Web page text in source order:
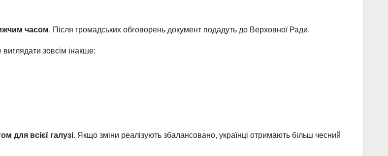
часом. Після громадських обговорень документ подадуть до Верховної Ради.
зовсім інакше:
для всієї галузі. Якщо зміни реалізують збалансовано, українці отримають більш чесний